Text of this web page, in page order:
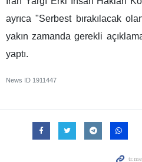
ayrıca "Serbest bırakılacak
yakın zamanda gerekli
yaptı.
News ID 1911447